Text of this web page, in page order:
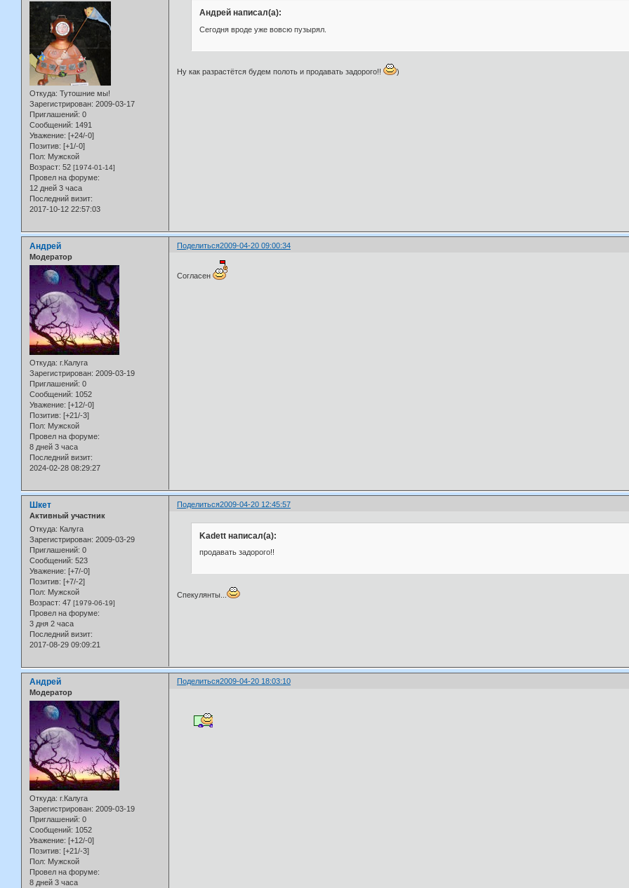
Откуда: Тутошние мы!
Зарегистрирован: 2009-03-17
Приглашений: 0
Сообщений: 1491
Уважение: [+24/-0]
Позитив: [+1/-0]
Пол: Мужской
Возраст: 52 [1974-01-14]
Провел на форуме:
12 дней 3 часа
Последний визит:
2017-10-12 22:57:03
Андрей написал(а):
Сегодня вроде уже вовсю пузырял.
Ну как разрастётся будем полоть и продавать задорого!! )
Поделиться2009-04-20 09:00:34
Андрей
Модератор
Откуда: г.Калуга
Зарегистрирован: 2009-03-19
Приглашений: 0
Сообщений: 1052
Уважение: [+12/-0]
Позитив: [+21/-3]
Пол: Мужской
Провел на форуме:
8 дней 3 часа
Последний визит:
2024-02-28 08:29:27
Согласен
Поделиться2009-04-20 12:45:57
Шкет
Активный участник
Откуда: Калуга
Зарегистрирован: 2009-03-29
Приглашений: 0
Сообщений: 523
Уважение: [+7/-0]
Позитив: [+7/-2]
Пол: Мужской
Возраст: 47 [1979-06-19]
Провел на форуме:
3 дня 2 часа
Последний визит:
2017-08-29 09:09:21
Kadett написал(а):
продавать задорого!!
Спекулянты...
Поделиться2009-04-20 18:03:10
Андрей
Модератор
Откуда: г.Калуга
Зарегистрирован: 2009-03-19
Приглашений: 0
Сообщений: 1052
Уважение: [+12/-0]
Позитив: [+21/-3]
Пол: Мужской
Провел на форуме:
8 дней 3 часа